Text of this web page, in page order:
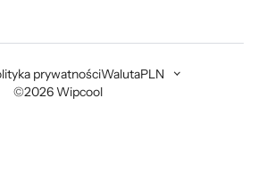
©2026 Wipcool
prywatnościWalutaPLN